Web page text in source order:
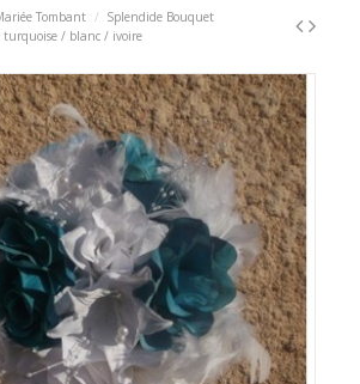
Tombant
Splendide Bouquet
turquoise / blanc / ivoire